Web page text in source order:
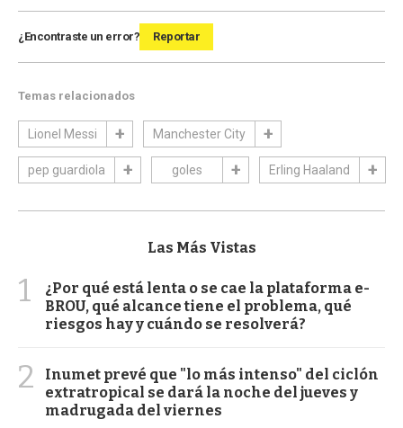
¿Encontraste un error? Reportar
Temas relacionados
Lionel Messi Manchester City
pep guardiola goles Erling Haaland
Las Más Vistas
1
¿Por qué está lenta o se cae la plataforma e-
BROU, qué alcance tiene el problema, qué
riesgos hay y cuándo se resolverá?
2
Inumet prevé que "lo más intenso" del ciclón
extratropical se dará la noche del jueves y
madrugada del viernes